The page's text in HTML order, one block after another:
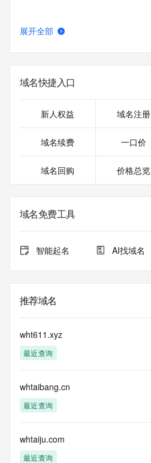
展开全部
域名快捷入口
新人权益 域名注册
域名续费 一口价
域名回购 价格总览
域名免费工具
智能起名 AI找域名
推荐域名
wht611.xyz
最近查询
whtaibang.cn
最近查询
whtaiju.com
最近查询